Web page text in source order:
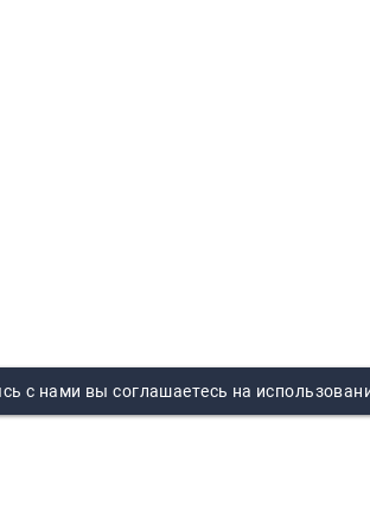
с нами вы соглашаетесь на